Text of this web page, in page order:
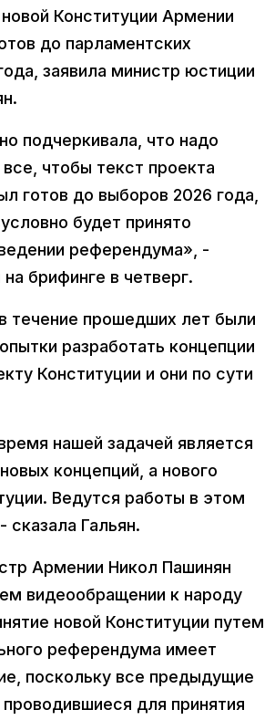
Конституции Армении
до парламентских
заявила министр юстиции
подчеркивала, что надо
чтобы текст проекта
готов до выборов 2026 года,
будет принято
референдума», -
на брифинге в четверг.
течение прошедших лет были
разработать концепции
Конституции и они по сути
нашей задачей является
концепций, а нового
Ведутся работы в этом
сказала Гальян.
Армении Никол Пашинян
видеообращении к народу
новой Конституции путем
референдума имеет
поскольку все предыдущие
для принятия